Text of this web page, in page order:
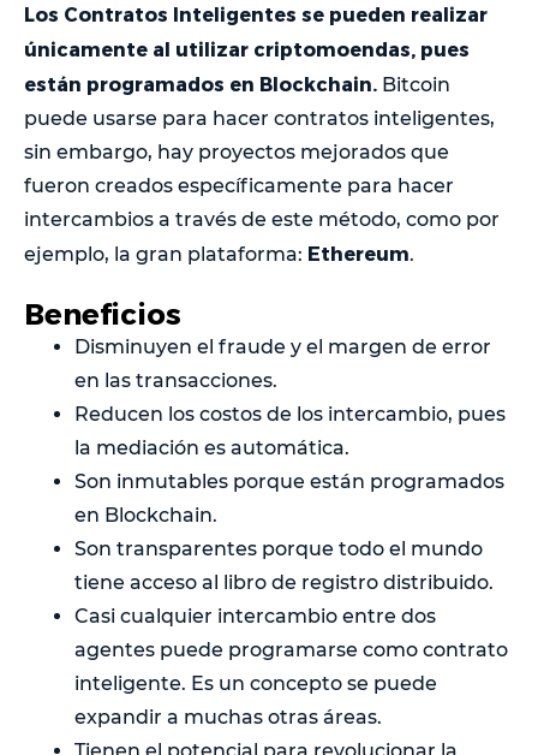
Los Contratos Inteligentes se pueden realizar
únicamente al utilizar criptomoendas, pues
están programados en Blockchain. Bitcoin
puede usarse para hacer contratos inteligentes,
sin embargo, hay proyectos mejorados que
fueron creados específicamente para hacer
intercambios a través de este método, como por
ejemplo, la gran plataforma: Ethereum.
Beneficios
Disminuyen el fraude y el margen de error
en las transacciones.
Reducen los costos de los intercambio, pues
la mediación es automática.
Son inmutables porque están programados
en Blockchain.
Son transparentes porque todo el mundo
tiene acceso al libro de registro distribuido.
Casi cualquier intercambio entre dos
agentes puede programarse como contrato
inteligente. Es un concepto se puede
expandir a muchas otras áreas.